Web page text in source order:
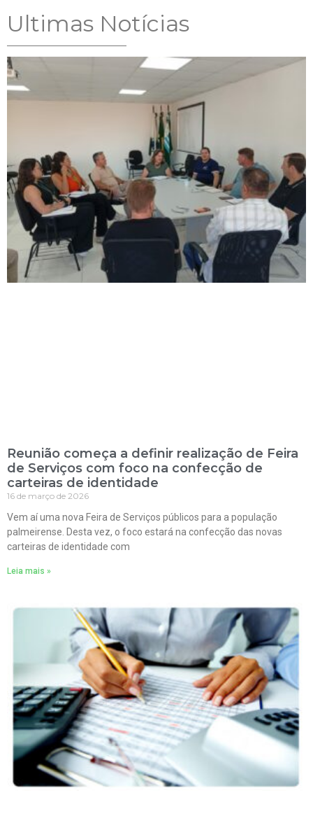
Ultimas Notícias
Reunião começa a definir realização de Feira
de Serviços com foco na confecção de
carteiras de identidade
16 de março de 2026
Vem aí uma nova Feira de Serviços públicos para a população
palmeirense. Desta vez, o foco estará na confecção das novas
carteiras de identidade com
Leia mais »